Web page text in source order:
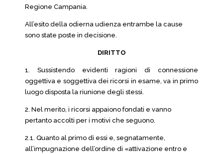
Regione Campania.
All’esito della odierna udienza entrambe la cause
sono state poste in decisione.
DIRITTO
1. Sussistendo evidenti ragioni di connessione
oggettiva e soggettiva dei ricorsi in esame, va in primo
luogo disposta la riunione degli stessi.
2. Nel merito, i ricorsi appaiono fondati e vanno
pertanto accolti per i motivi che seguono.
2.1. Quanto al primo di essi e, segnatamente,
all’impugnazione dell’ordine di «attivazione entro e